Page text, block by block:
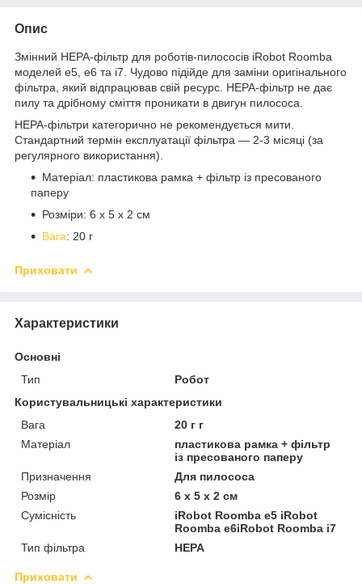
Опис
Змінний HEPA-фільтр для роботів-пилососів iRobot Roomba
моделей e5, e6 та i7. Чудово підійде для заміни оригінального
фільтра, який відпрацював свій ресурс. HEPA-фільтр не дає
пилу та дрібному сміття проникати в двигун пилососа.
HEPA-фільтри категорично не рекомендується мити.
Стандартний термін експлуатації фільтра — 2-3 місяці (за
регулярного використання).
Матеріал: пластикова рамка + фільтр із пресованого
паперу
Розміри: 6 x 5 x 2 см
Вага: 20 г
Приховати
Характеристики
Основні
Тип
Робот
Користувальницькі характеристики
Вага
20 г г
Матеріал
пластикова рамка + фільтр
із пресованого паперу
Призначення
Для пилососа
Розмір
6 x 5 x 2 см
Сумісність
iRobot Roomba e5 iRobot
Roomba e6iRobot Roomba i7
Тип фільтра
НЕРА
Приховати